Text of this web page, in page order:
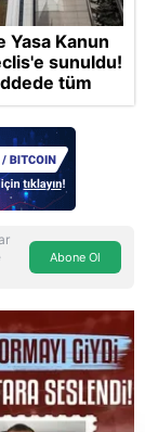
Yasa Kanun
sunuldu!
tüm
Takvim'de:
tespit
MGK'da
Abone Ol